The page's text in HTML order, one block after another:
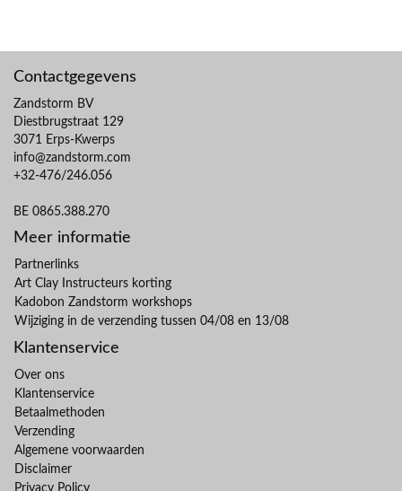
Contactgegevens
Zandstorm BV
Diestbrugstraat 129
3071 Erps-Kwerps
info@zandstorm.com
+32-476/246.056
BE 0865.388.270
Meer informatie
Partnerlinks
Art Clay Instructeurs korting
Kadobon Zandstorm workshops
Wijziging in de verzending tussen 04/08 en 13/08
Klantenservice
Over ons
Klantenservice
Betaalmethoden
Verzending
Algemene voorwaarden
Disclaimer
Privacy Policy